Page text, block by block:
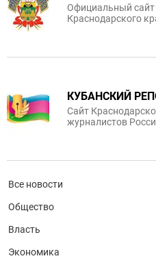
Официальный сайт
Краснодарского
КУБАНСКИЙ
Сайт
журналистов
Все новости
Общество
Власть
Экономика